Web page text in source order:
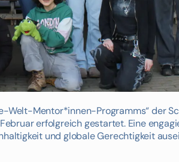
Welt-Mentor*innen-Programms“ der
erfolgreich gestartet. Eine
und globale Gerechtigkeit